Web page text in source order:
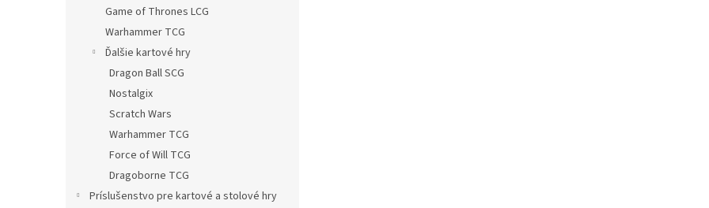
Game of Thrones LCG
Warhammer TCG
Ďalšie kartové hry
Dragon Ball SCG
Nostalgix
Scratch Wars
Warhammer TCG
Force of Will TCG
Dragoborne TCG
Príslušenstvo pre kartové a stolové hry